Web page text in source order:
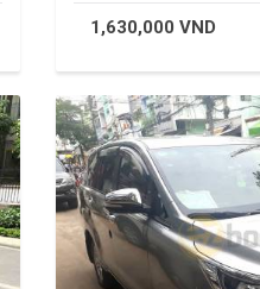
1,630,000 VND